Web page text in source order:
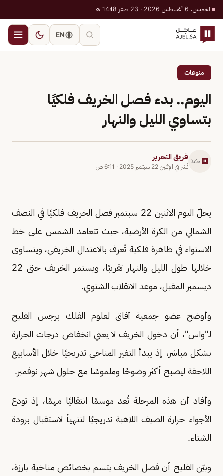
الخميس، 6 أغسطس 2026 · 23 صفر 1448 هـ
EN
منوعات
اليوم.. بدء فصل الخريف فلكيًا
بتساوي الليل والنهار
فريق التحرير
نُشر في الإثنين 22 سبتمبر 2025 · 6:11 ص
يحلّ اليوم الاثنين 22 سبتمبر فصل الخريف فلكيًا في النصف
الشمالي من الكرة الأرضية، حيث تتعامد الشمس على خط
الاستواء في ظاهرة فلكية تُعرف بالاعتدال الخريفي، ويتساوى
خلالها طول الليل والنهار تقريبًا، ويستمر الخريف حتى 22
ديسمبر المقبل، موعد الانقلاب الشتوي.
وأوضح عضو جمعية آفاق لعلوم الفلك برجس الفليح
لـ"واس"، أن دخول الخريف لا يعني انخفاض درجات الحرارة
بشكل مباشر، إذ يبدأ التغير المناخي تدريجيًا خلال الأسابيع
اللاحقة ليصبح أكثر وضوحًا وملموسًا مع حلول شهر نوفمبر.
وأفاد أن هذه المرحلة تُعد موسمًا انتقاليًا مهمًا، إذ تودع
الأجواء حرارة الصيف اللاهبة تدريجيًا لتتهيأ لاستقبال برودة
الشتاء.
وبيّن الفليح أن فصل الخريف يتسم بخصائص مناخية بارزة،